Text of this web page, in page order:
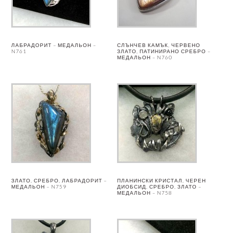
ЛАБРАДОРИТ – МЕДАЛЬОН –
N761
СЛЪНЧЕВ КАМЪК, ЧЕРВЕНО
ЗЛАТО, ПАТИНИРАНО СРЕБРО –
МЕДАЛЬОН – N760
ЗЛАТО, СРЕБРО, ЛАБРАДОРИТ –
МЕДАЛЬОН – N759
ПЛАНИНСКИ КРИСТАЛ, ЧЕРЕН
ДИОБСИД, СРЕБРО, ЗЛАТО –
МЕДАЛЬОН – N758